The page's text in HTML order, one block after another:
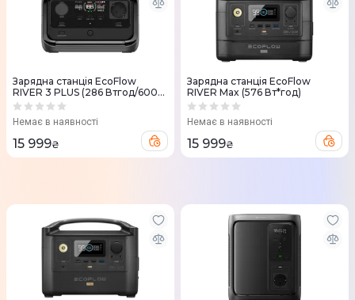
Зарядна станція EcoFlow
RIVER 3 PLUS (286 Втгод/600
Вт)
Немає в наявності
15 999₴
Зарядна станцiя EcoFlow
RIVER Max (576 Вт*год)
Немає в наявності
15 999₴